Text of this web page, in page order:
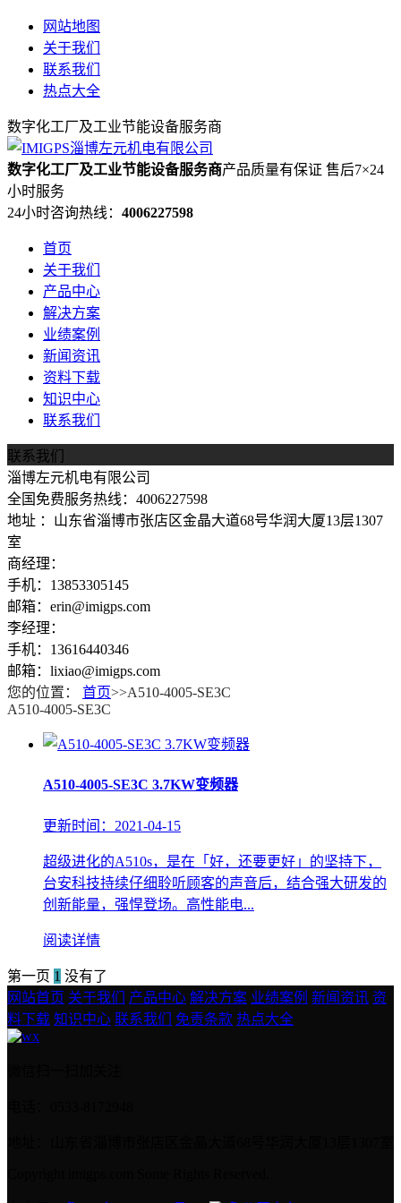
网站地图
关于我们
联系我们
热点大全
数字化工厂及工业节能设备服务商
数字化工厂及工业节能设备服务商产品质量有保证 售后7×24
小时服务
24小时咨询热线： 4006227598
首页
关于我们
产品中心
解决方案
业绩案例
新闻资讯
资料下载
知识中心
联系我们
联系我们
淄博左元机电有限公司
全国免费服务热线：4006227598
地址 ：山东省淄博市张店区金晶大道68号华润大厦13层1307
室
商经理：
手机：13853305145
邮箱：erin@imigps.com
李经理：
手机：13616440346
邮箱：lixiao@imigps.com
您的位置：
首页>>A510-4005-SE3C
A510-4005-SE3C
A510-4005-SE3C 3.7KW变频器
更新时间：2021-04-15
超级进化的A510s，是在「好，还要更好」的坚持下，
台安科技持续仔细聆听顾客的声音后，结合强大研发的
创新能量，强悍登场。高性能电...
阅读详情
第一页 1 没有了
网站首页 关于我们 产品中心 解决方案 业绩案例 新闻资讯 资
料下载 知识中心 联系我们 免责条款 热点大全